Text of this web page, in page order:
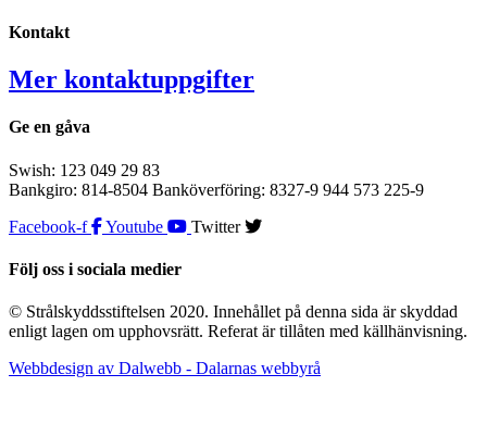
Kontakt
Mer kontaktuppgifter
Ge en gåva
Swish: 123 049 29 83
Bankgiro: 814-8504 Banköverföring: 8327-9 944 573 225-9
Facebook-f
Youtube Twitter
Följ oss i sociala medier
© Strålskyddsstiftelsen 2020. Innehållet på denna sida är skyddad
enligt lagen om upphovsrätt. Referat är tillåten med källhänvisning.
Webbdesign av Dalwebb - Dalarnas webbyrå